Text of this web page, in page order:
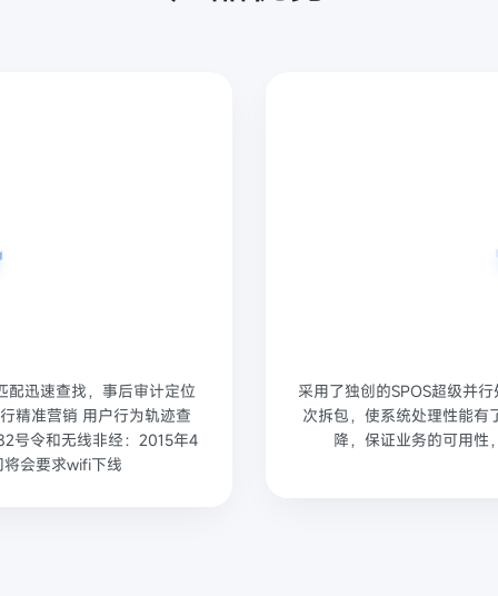
配迅速查找，事后审计定位
精准营销 用户行为轨迹查
号令和无线非经：2015年4
会要求wifi下线
采用了独创的SPOS超级并
次拆包，使系统处理性能有
降，保证业务的可用性